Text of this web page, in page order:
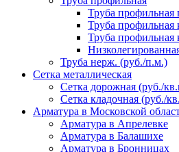
Труба профильная
Труба профильная
Труба профильная
Труба нерж. (руб./п.м.)
Сетка металлическая
Сетка дорожная (руб./
Сетка кладочная (руб./
Арматура в Московской
Арматура в Апрелевке
Арматура в Балашихе
Арматура в Бронницах